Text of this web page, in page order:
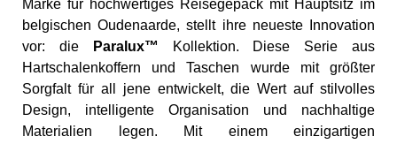
Marke für hochwertiges Reisegepäck mit Hauptsitz im
belgischen Oudenaarde, stellt ihre neueste Innovation
vor: die
Paralux™ Kollektion. Diese Serie aus
Hartschalenkoffern und Taschen wurde mit größter
Sorgfalt für all jene entwickelt, die Wert auf stilvolles
Design, intelligente Organisation und nachhaltige
Materialien legen. Mit einem einzigartigen